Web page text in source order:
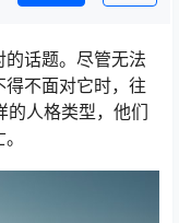
话题。尽管无法
不面对它时，往
的人格类型，他们